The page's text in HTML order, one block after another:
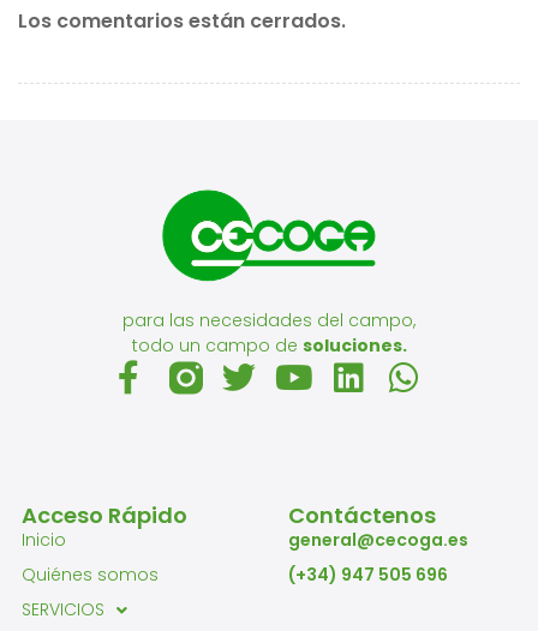
Los comentarios están cerrados.
para las necesidades del campo,
todo un campo de soluciones.
Acceso Rápido
Inicio
Quiénes somos
SERVICIOS
Contáctenos
general@cecoga.es
(+34) 947 505 696